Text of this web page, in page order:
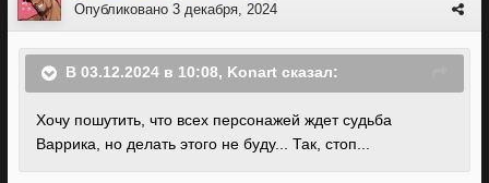
Опубликовано 3 декабря, 2024
В 03.12.2024 в 10:08, Konart сказал:
Хочу пошутить, что всех персонажей ждет судьба
Варрика, но делать этого не буду... Так, стоп...